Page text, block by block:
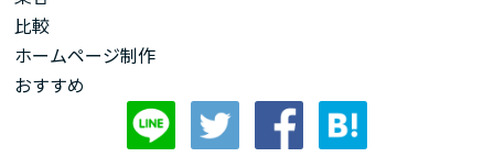
比較
ホームページ制作
おすすめ